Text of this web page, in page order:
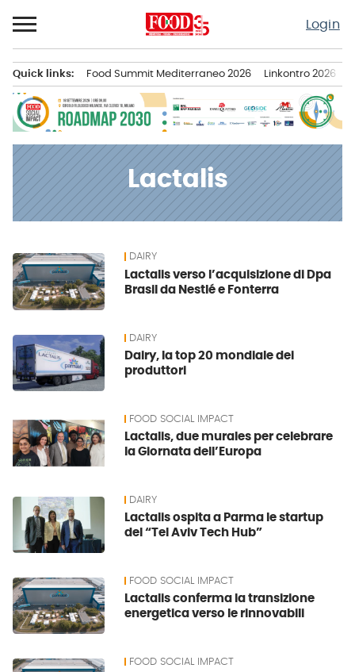
al
contenuto
Login
principale
Quick links: Food Summit Mediterraneo 2026 Linkontro 2026
Lactalis
News DAIRY
Lactalis verso l’acquisizione di Dpa
Brasil da Nestlé e Fonterra
DAIRY
Dairy, la top 20 mondiale dei
produttori
FOOD SOCIAL IMPACT
Lactalis, due murales per celebrare
la Giornata dell’Europa
DAIRY
Lactalis ospita a Parma le startup
del “Tel Aviv Tech Hub”
FOOD SOCIAL IMPACT
Lactalis conferma la transizione
energetica verso le rinnovabili
FOOD SOCIAL IMPACT